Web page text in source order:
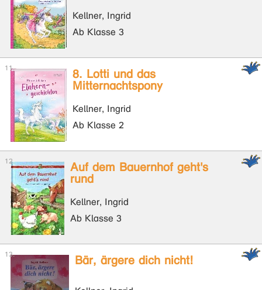
Kellner, Ingrid
Ab Klasse 3
8. Lotti und das
Mitternachtspony
Kellner, Ingrid
Ab Klasse 2
Auf dem Bauernhof geht's
rund
Kellner, Ingrid
Ab Klasse 3
Bär, ärgere dich nicht!